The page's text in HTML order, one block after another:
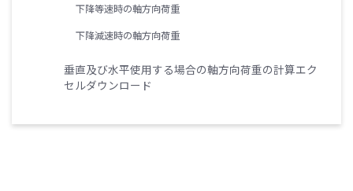
下降等速時の軸方向荷重
下降減速時の軸方向荷重
垂直及び水平使用する場合の軸方向荷重の計算エク
セルダウンロード